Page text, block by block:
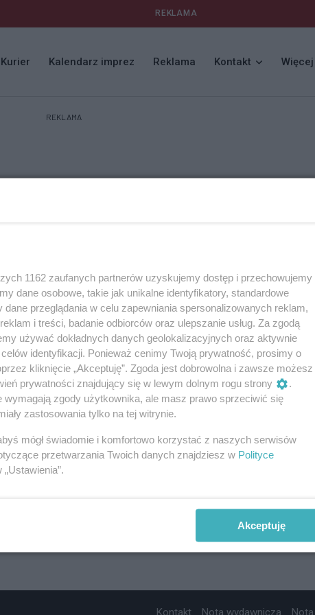
REKLAMA
Kalendarz imprez Reklama Kontakt Więcej
REKLAMA
Kontakt Nota wydawnicza
1162 zaufanych partnerów uzyskujemy dostęp i przechowujemy
dane osobowe, takie jak unikalne identyfikatory, standardowe
przeglądania w celu zapewniania spersonalizowanych reklam,
i treści, badanie odbiorców oraz ulepszanie usług. Za zgodą
używać dokładnych danych geolokalizacyjnych oraz aktywnie
identyfikacji. Ponieważ cenimy Twoją prywatność, prosimy o
kliknięcie „Akceptuję”. Zgoda jest dobrowolna i zawsze możesz
prywatności znajdujący się w lewym dolnym rogu strony
.
wymagają zgody użytkownika, ale masz prawo sprzeciwić się
zastosowania tylko na tej witrynie.
mógł świadomie i komfortowo korzystać z naszych serwisów
przetwarzania Twoich danych znajdziesz w Polityce
Akceptuję